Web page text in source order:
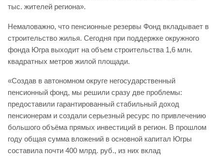
тыс. жителей региона».
Немаловажно, что пенсионные резервы Фонд вкладывает в
строительство жилья. Сегодня при поддержке окружного
фонда Югра выходит на объем строительства 1,6 млн.
квадратных метров жилой площади.
«Создав в автономном округе негосударственный
пенсионный фонд, мы решили сразу две проблемы:
предоставили гарантированный стабильный доход
пенсионерам и создали серьезный ресурс по привлечению
большого объёма прямых инвестиций в регион. В прошлом
году общая сумма вложений в основной капитал Югры
составила почти 400 млрд. руб., из них вклад